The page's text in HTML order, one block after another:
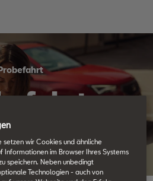
setzen wir Cookies und ähnliche
Informationen im Browser Ihres Systems
speichern. Neben unbedingt
Technologien - auch von